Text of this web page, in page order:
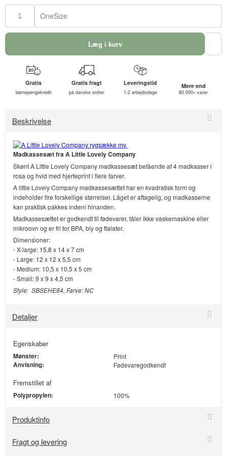
OneSize
Læg i kurv
Gratis
børnepengekredit
Gratis fragt
på danske ordrer
Leveringstid
1-2 arbejdsdage
Mere end
80.000+ varer
Beskrivelse
Madkassesæt fra A Little Lovely Company
Skønt A Little Lovely Company madkassesæt betående af 4 madkasser i
rosa og hvid med hjerteprint i flere farver.
A little Lovely Company madkassesættet har en kvadratisk form og
indeholder fire forskellige størrelser. Låget er aftagelig, og madkasserne
kan praktisk pakkes indeni hinanden.
Madkassesættet er godkendt til fødevarer, tåler ikke vaskemaskine eller
mikroovn og er fri for BPA, bly og ftalater.
Dimensioner:
- X-large: 15,8 x 14 x 7 cm
- Large: 12 x 12 x 5,5 cm
- Medium: 10,5 x 10,5 x 5 cm
- Small: 9 x 9 x 4,5 cm
Style: SBSEHE84, Farve: NC
Detaljer
Egenskaber
Mønster: Print
Anvisning: Fødevaregodkendt
Fremstillet af
Polypropylen: 100%
Produktinfo
Fragt og levering